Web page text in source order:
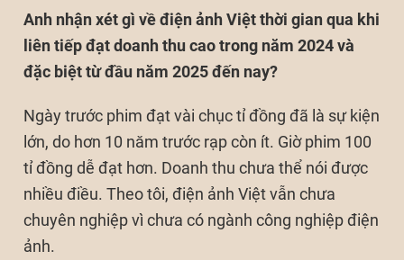
Anh nhận xét gì về điện ảnh Việt thời gian qua khi
liên tiếp đạt doanh thu cao trong năm 2024 và
đặc biệt từ đầu năm 2025 đến nay?
Ngày trước phim đạt vài chục tỉ đồng đã là sự kiện
lớn, do hơn 10 năm trước rạp còn ít. Giờ phim 100
tỉ đồng dễ đạt hơn. Doanh thu chưa thể nói được
nhiều điều. Theo tôi, điện ảnh Việt vẫn chưa
chuyên nghiệp vì chưa có ngành công nghiệp điện
ảnh.